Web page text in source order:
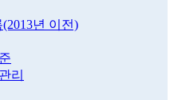
년 이전)
리